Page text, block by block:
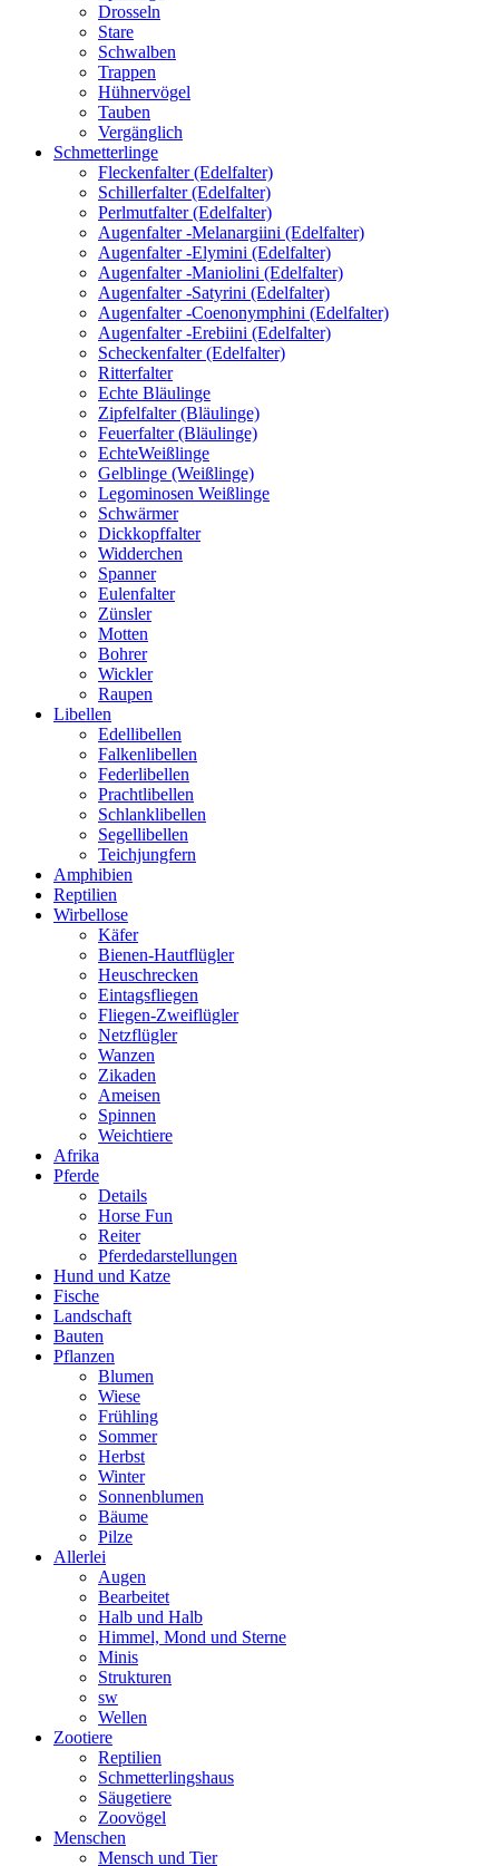
Drosseln
Stare
Schwalben
Trappen
Hühnervögel
Tauben
Vergänglich
Schmetterlinge
Fleckenfalter (Edelfalter)
Schillerfalter (Edelfalter)
Perlmutfalter (Edelfalter)
Augenfalter -Melanargiini (Edelfalter)
Augenfalter -Elymini (Edelfalter)
Augenfalter -Maniolini (Edelfalter)
Augenfalter -Satyrini (Edelfalter)
Augenfalter -Coenonymphini (Edelfalter)
Augenfalter -Erebiini (Edelfalter)
Scheckenfalter (Edelfalter)
Ritterfalter
Echte Bläulinge
Zipfelfalter (Bläulinge)
Feuerfalter (Bläulinge)
EchteWeißlinge
Gelblinge (Weißlinge)
Legominosen Weißlinge
Schwärmer
Dickkopffalter
Widderchen
Spanner
Eulenfalter
Zünsler
Motten
Bohrer
Wickler
Raupen
Libellen
Edellibellen
Falkenlibellen
Federlibellen
Prachtlibellen
Schlanklibellen
Segellibellen
Teichjungfern
Amphibien
Reptilien
Wirbellose
Käfer
Bienen-Hautflügler
Heuschrecken
Eintagsfliegen
Fliegen-Zweiflügler
Netzflügler
Wanzen
Zikaden
Ameisen
Spinnen
Weichtiere
Afrika
Pferde
Details
Horse Fun
Reiter
Pferdedarstellungen
Hund und Katze
Fische
Landschaft
Bauten
Pflanzen
Blumen
Wiese
Frühling
Sommer
Herbst
Winter
Sonnenblumen
Bäume
Pilze
Allerlei
Augen
Bearbeitet
Halb und Halb
Himmel, Mond und Sterne
Minis
Strukturen
sw
Wellen
Zootiere
Reptilien
Schmetterlingshaus
Säugetiere
Zoovögel
Menschen
Mensch und Tier